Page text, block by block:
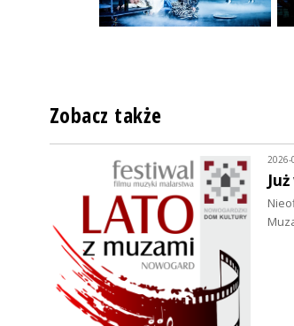
Zobacz także
2026-